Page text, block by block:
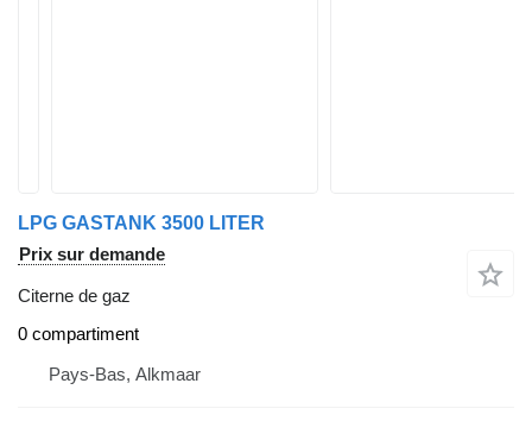
LPG GASTANK 3500 LITER
Prix sur demande
Citerne de gaz
0 compartiment
Pays-Bas, Alkmaar